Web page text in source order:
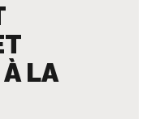
LA